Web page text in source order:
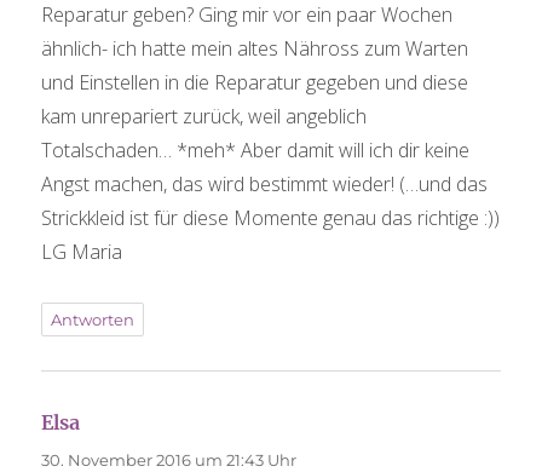
Reparatur geben? Ging mir vor ein paar Wochen
ähnlich- ich hatte mein altes Nähross zum Warten
und Einstellen in die Reparatur gegeben und diese
kam unrepariert zurück, weil angeblich
Totalschaden… *meh* Aber damit will ich dir keine
Angst machen, das wird bestimmt wieder! (…und das
Strickkleid ist für diese Momente genau das richtige :))
LG Maria
Antworten
Elsa
30. November 2016 um 21:43 Uhr